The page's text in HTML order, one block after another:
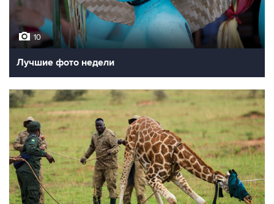
10
Лучшие фото недели